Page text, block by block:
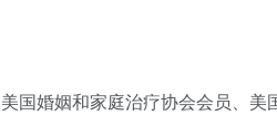
国婚姻和家庭治疗协会会员、美